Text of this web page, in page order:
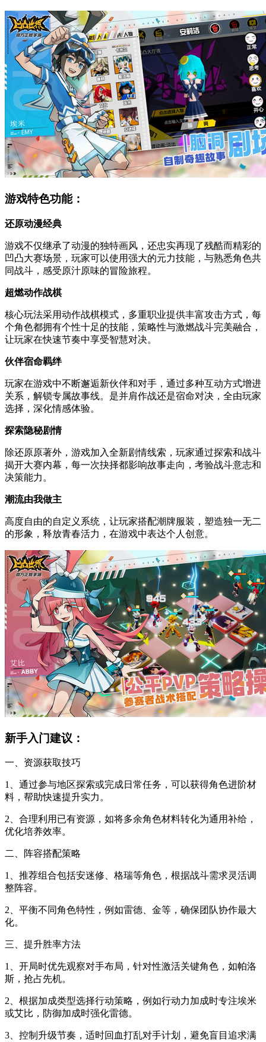
游戏特色功能：
还原动漫经典
游戏不仅继承了动漫的独特画风，还忠实再现了残酷而精彩的
凹凸大赛场景，玩家可以使用强大的元力技能，与熟悉角色共
同战斗，感受原汁原味的冒险旅程。
超燃动作战棋
核心玩法采用动作战棋模式，多重职业提供丰富攻击方式，每
个角色都拥有个性十足的技能，策略性与激燃战斗完美融合，
让玩家在快速节奏中享受智慧对决。
伙伴宿命羁绊
玩家在游戏中不断邂逅新伙伴和对手，通过多种互动方式增进
关系，解锁专属故事线。是并肩作战还是宿命对决，全由玩家
选择，深化情感体验。
探索隐秘剧情
除还原原著外，游戏加入全新剧情线索，玩家通过探索和战斗
揭开大赛内幕，每一次抉择都影响故事走向，考验战斗意志和
决策能力。
潮流由我做主
高度自由的自定义系统，让玩家搭配潮牌服装，塑造独一无二
的形象，释放青春活力，在游戏中表达个人创意。
新手入门建议：
一、资源获取技巧
1、通过参与地区探索或完成日常任务，可以获得角色进阶材
料，帮助快速提升实力。
2、合理利用已有资源，如将多余角色材料转化为通用补给，
优化培养效率。
二、阵容搭配策略
1、推荐组合包括安迷修、格瑞等角色，根据战斗需求灵活调
整阵容。
2、平衡不同角色特性，例如雷德、金等，确保团队协作最大
化。
三、提升胜率方法
1、开局时优先观察对手布局，针对性激活关键角色，如帕洛
斯，抢占先机。
2、根据加成类型选择行动策略，例如行动力加成时专注埃米
或艾比，防御加成时强化雷德。
3、控制升级节奏，适时回血打乱对手计划，避免盲目追求满